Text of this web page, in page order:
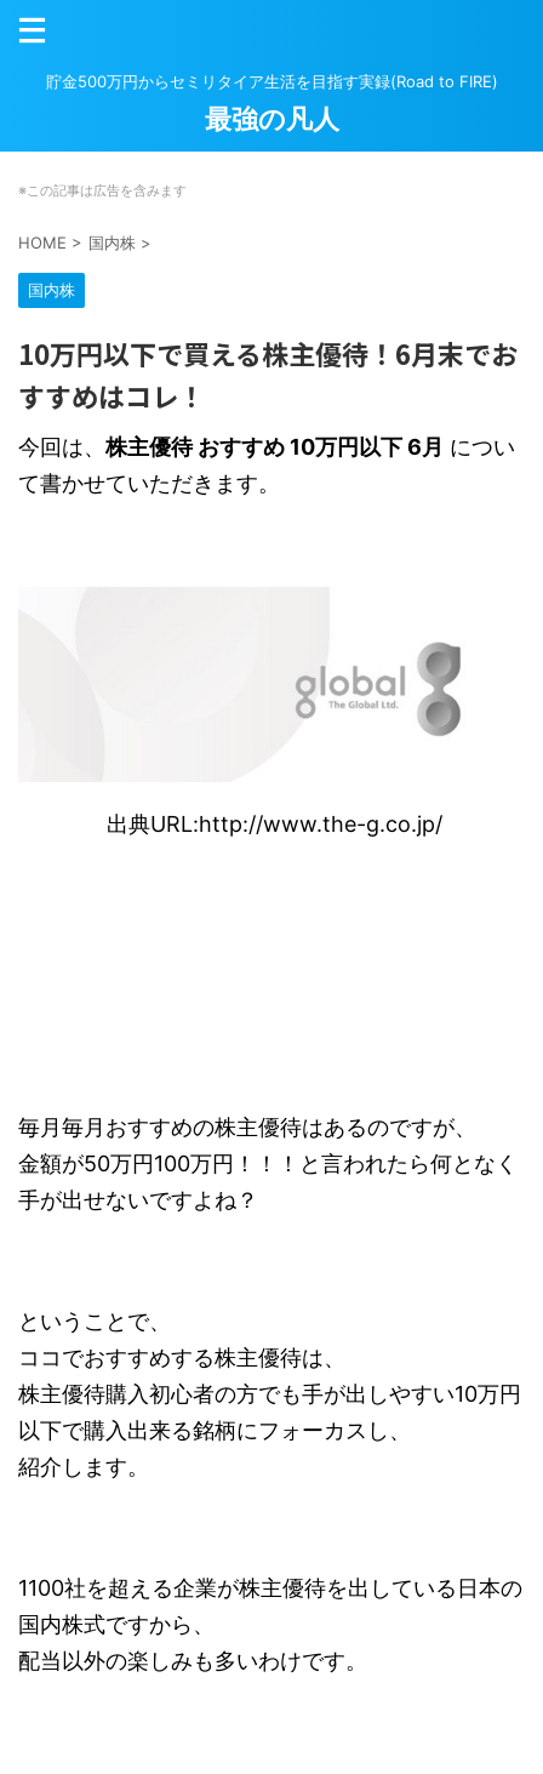
貯金500万円からセミリタイア生活を目指す実録(Road to FIRE)
最強の凡人
※この記事は広告を含みます
HOME > 国内株 >
国内株
10万円以下で買える株主優待！6月末でお
すすめはコレ！
今回は、株主優待 おすすめ 10万円以下 6月 につい
て書かせていただきます。
出典URL:http://www.the-g.co.jp/
毎月毎月おすすめの株主優待はあるのですが、
金額が50万円100万円！！！と言われたら何となく
手が出せないですよね？
ということで、
ココでおすすめする株主優待は、
株主優待購入初心者の方でも手が出しやすい10万円
以下で購入出来る銘柄にフォーカスし、
紹介します。
1100社を超える企業が株主優待を出している日本の
国内株式ですから、
配当以外の楽しみも多いわけです。